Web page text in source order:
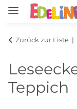
Zurück zur Liste
Teppich